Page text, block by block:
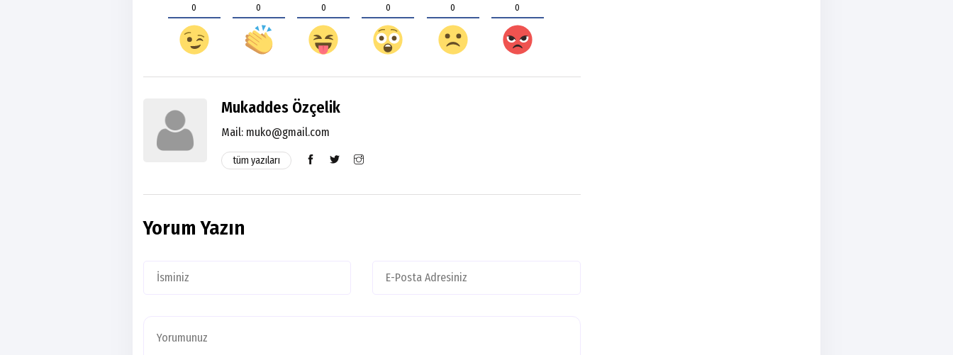
0 0 0 0 0 0
Mukaddes Özçelik
Mail: muko@gmail.com
tüm yazıları
Yorum Yazın